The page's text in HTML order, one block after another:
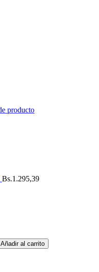
Bs.1.295,39
Añadir al carrito